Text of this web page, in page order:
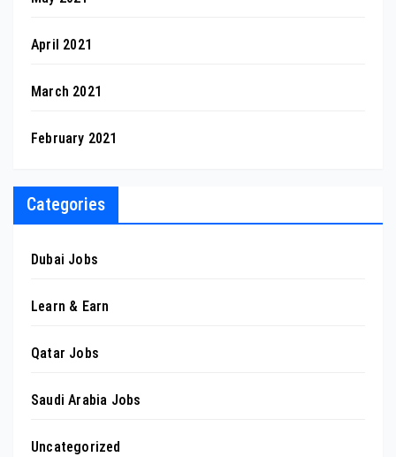
April 2021
March 2021
February 2021
Categories
Dubai Jobs
Learn & Earn
Qatar Jobs
Saudi Arabia Jobs
Uncategorized